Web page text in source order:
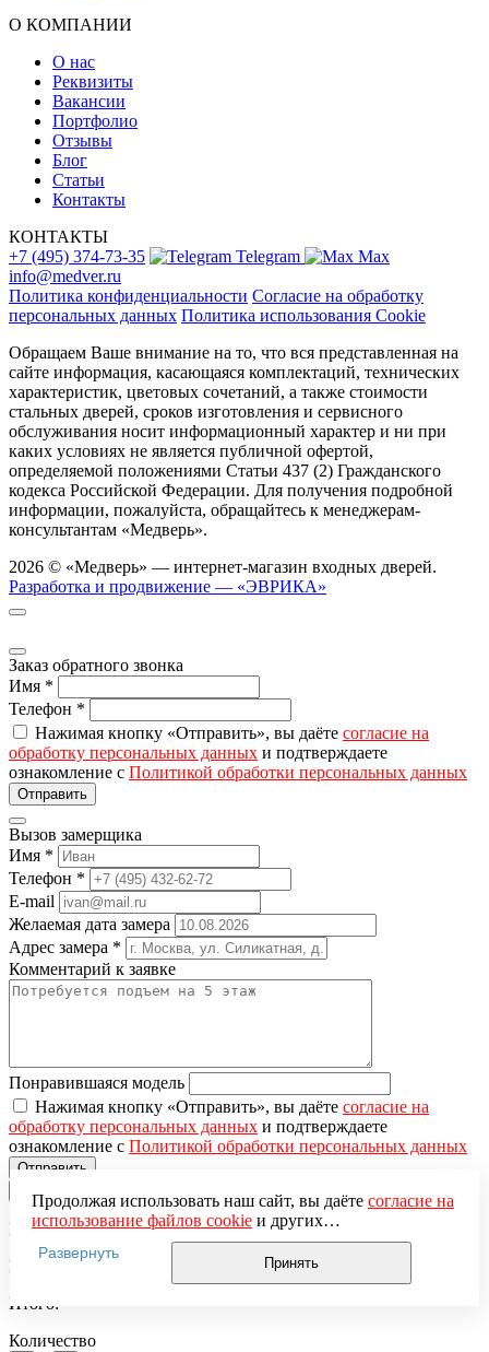
О КОМПАНИИ
О нас
Реквизиты
Вакансии
Портфолио
Отзывы
Блог
Статьи
Контакты
КОНТАКТЫ
+7 (495) 374-73-35
Telegram
Max
info@medver.ru
Политика конфиденциальности Согласие на обработку
персональных данных Политика использования Cookie
Обращаем Ваше внимание на то, что вся представленная на
сайте информация, касающаяся комплектаций, технических
характеристик, цветовых сочетаний, а также стоимости
стальных дверей, сроков изготовления и сервисного
обслуживания носит информационный характер и ни при
каких условиях не является публичной офертой,
определяемой положениями Статьи 437 (2) Гражданского
кодекса Российской Федерации. Для получения подробной
информации, пожалуйста, обращайтесь к менеджерам-
консультантам «Медверь».
2026 © «Медверь» — интернет-магазин входных дверей.
Разработка и продвижение — «ЭВРИКА»
Заказ обратного звонка
Имя *
Телефон *
Нажимая кнопку «Отправить», вы даёте согласие на
обработку персональных данных и подтверждаете
ознакомление с Политикой обработки персональных данных
Вызов замерщика
Имя *
Телефон *
E-mail
Желаемая дата замера
Адрес замера *
Комментарий к заявке
Понравившаяся модель
Нажимая кнопку «Отправить», вы даёте согласие на
обработку персональных данных и подтверждаете
ознакомление с Политикой обработки персональных данных
Продолжая использовать наш сайт, вы даёте согласие на
использование файлов cookieи других
пользовательских данных (включая IP-адрес, сведения о
местоположении, устройстве, действиях на сайте и т. п.)
для функционирования сайта, проведения
Яндекс.Метрика), в соответствии с нашей
Развернуть
Принять
Вы добавили в корзину
Цена за единицу:
Итого:
Количество